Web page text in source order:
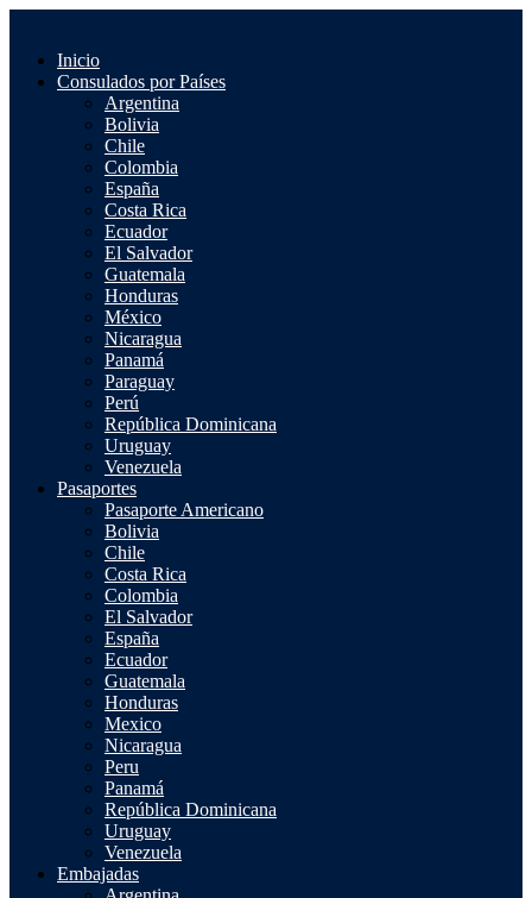
contenido
Inicio
Consulados por Países
Argentina
Bolivia
Chile
Colombia
España
Costa Rica
Ecuador
El Salvador
Guatemala
Honduras
México
Nicaragua
Panamá
Paraguay
Perú
República Dominicana
Uruguay
Venezuela
Pasaportes
Pasaporte Americano
Bolivia
Chile
Costa Rica
Colombia
El Salvador
España
Ecuador
Guatemala
Honduras
Mexico
Nicaragua
Peru
Panamá
República Dominicana
Uruguay
Venezuela
Embajadas